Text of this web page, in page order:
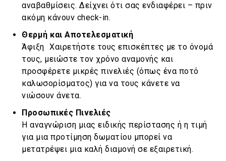
αναβαθμίσεις. Δείχνει ότι σας ενδιαφέρει – πριν
ακόμη κάνουν check-in.
Θερμή και Αποτελεσματική
Άφιξη Χαιρετήστε τους επισκέπτες με το όνομά
τους, μειώστε τον χρόνο αναμονής και
προσφέρετε μικρές πινελιές (όπως ένα ποτό
καλωσορίσματος) για να τους κάνετε να
νιώσουν άνετα.
Προσωπικές Πινελιές
Η αναγνώριση μιας ειδικής περίστασης ή η τιμή
για μια προτίμηση δωματίου μπορεί να
μετατρέψει μια καλή διαμονή σε εξαιρετική.